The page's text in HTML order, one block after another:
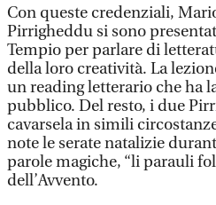
Con queste credenziali,
Pirrigheddu si sono
Tempio per parlare di
della loro creatività. La
un reading letterario che ha
pubblico. Del resto, i due
cavarsela in simili
note le serate natalizie
parole magiche, “li parauli
dell’Avvento.